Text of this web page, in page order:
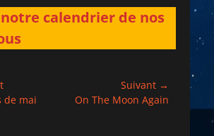
calendrier de nos
de mai
Suivant →
ArticleOn The Moon Again